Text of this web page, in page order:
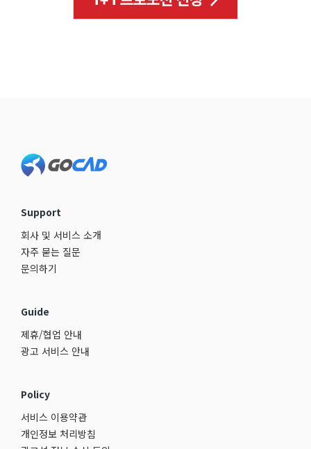
Support
회사 및 서비스 소개
자주 묻는 질문
문의하기
Guide
제휴/협업 안내
광고 서비스 안내
Policy
서비스 이용약관
개인정보 처리방침